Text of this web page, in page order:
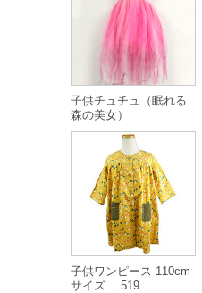
子供チュチュ（眠れる
森の美女）
子供ワンピース 110cm
サイズ 519